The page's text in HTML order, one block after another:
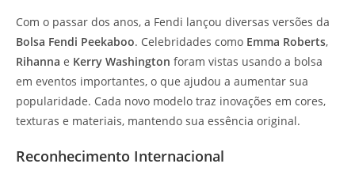
Com o passar dos anos, a Fendi lançou diversas versões da
Bolsa Fendi Peekaboo. Celebridades como Emma Roberts,
Rihanna e Kerry Washington foram vistas usando a bolsa
em eventos importantes, o que ajudou a aumentar sua
popularidade. Cada novo modelo traz inovações em cores,
texturas e materiais, mantendo sua essência original.
Reconhecimento Internacional